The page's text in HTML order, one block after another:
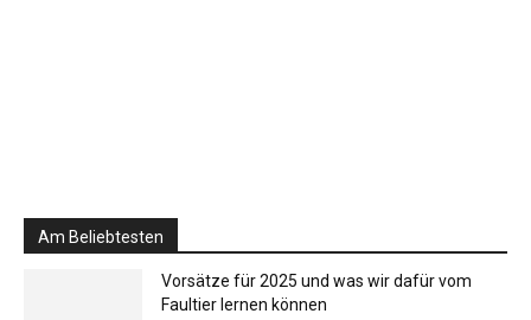
Am Beliebtesten
Vorsätze für 2025 und was wir dafür vom
Faultier lernen können